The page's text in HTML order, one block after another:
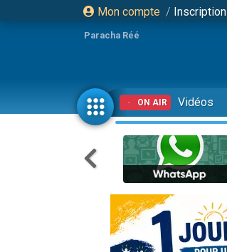
Mon compte / Inscription
Paracha Réé
ON AIR Vidéos